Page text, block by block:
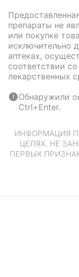
препараты не
или покупке
исключительно
аптеках,
соответствии
лекарственных
Обнаружили
Ctrl+Enter.
ИНФОРМАЦИЯ
ЦЕЛЯХ. НЕ
ПЕРВЫХ